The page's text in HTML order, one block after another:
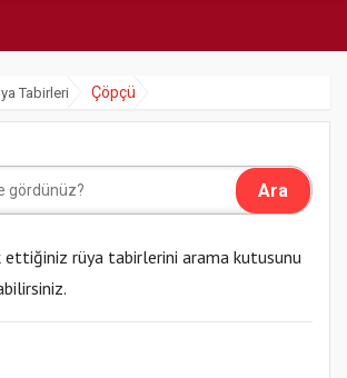
Tabirleri Çöpçü
ettiğiniz rüya tabirlerini arama kutusunu